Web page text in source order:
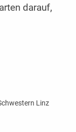
darauf,
Linz